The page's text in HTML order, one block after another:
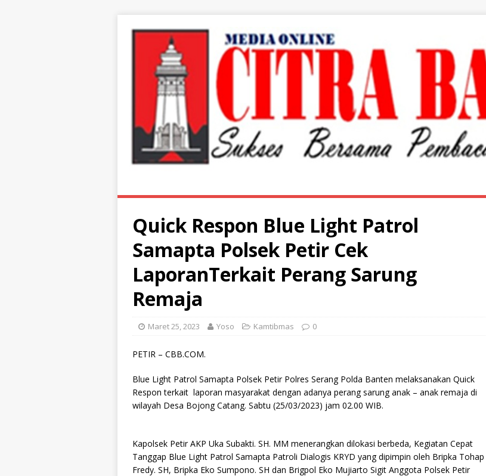
Quick Respon Blue Light Patrol
Samapta Polsek Petir Cek
LaporanTerkait Perang Sarung
Remaja
Maret 25, 2023 Yoso Kamtibmas 0
PETIR – CBB.COM.
Blue Light Patrol Samapta Polsek Petir Polres Serang Polda Banten melaksanakan Quick
Respon terkait laporan masyarakat dengan adanya perang sarung anak – anak remaja di
wilayah Desa Bojong Catang. Sabtu (25/03/2023) jam 02.00 WIB.
Kapolsek Petir AKP Uka Subakti. SH. MM menerangkan dilokasi berbeda, Kegiatan Cepat
Tanggap Blue Light Patrol Samapta Patroli Dialogis KRYD yang dipimpin oleh Bripka Tohap
Fredy. SH, Bripka Eko Sumpono. SH dan Brigpol Eko Mujiarto Sigit Anggota Polsek Petir